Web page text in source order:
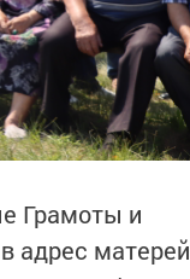
Грамоты и
адрес матерей